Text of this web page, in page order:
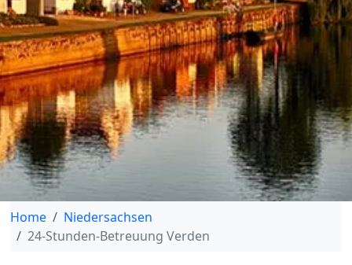
Home
Niedersachsen
24-Stunden-Betreuung Verden